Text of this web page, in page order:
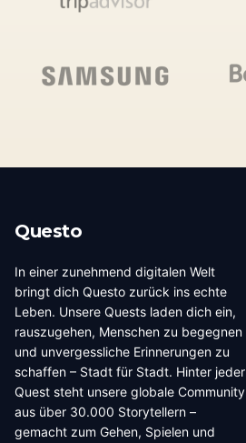
Questo
In einer zunehmend digitalen Welt
bringt dich Questo zurück ins echte
Leben. Unsere Quests laden dich ein,
rauszugehen, Menschen zu begegnen
und unvergessliche Erinnerungen zu
schaffen – Stadt für Stadt. Hinter jeder
Quest steht unsere globale Community
aus über 30.000 Storytellern –
gemacht zum Gehen, Spielen und